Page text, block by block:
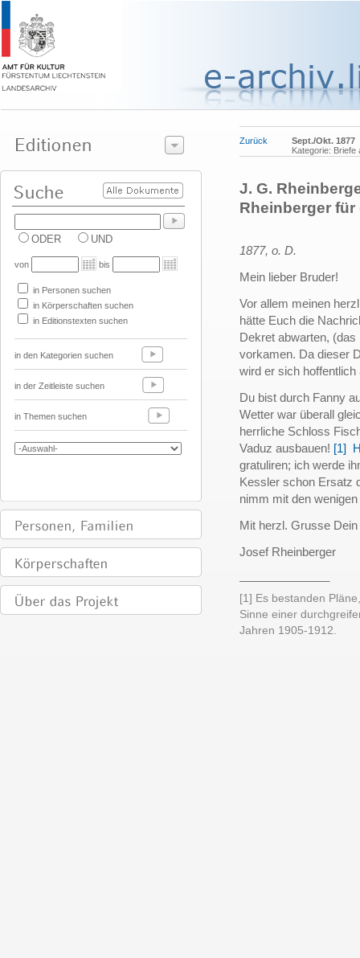
ODER UND
von bis
in Personen suchen
in Körperschaften suchen
in Editionstexten suchen
in den Kategorien suchen
in der Zeitleiste suchen
in Themen suchen
Zurück
Sept./Okt. 1877
Kategorie: Briefe
J. G.
Rheinberger
1877, o. D.
Mein lieber Bruder!
Vor allem meinen
hätte Euch die
Dekret abwarten,
vorkamen. Da dieser
wird er sich
Du bist durch Fanny
Wetter war überall
herrliche Schloss
Vaduz ausbauen! [1]
gratuliren; ich werde
Kessler schon Ersatz
nimm mit den
Mit herzl. Grusse
Josef Rheinberger
[1] Es bestanden
Sinne einer
Jahren 1905-1912.